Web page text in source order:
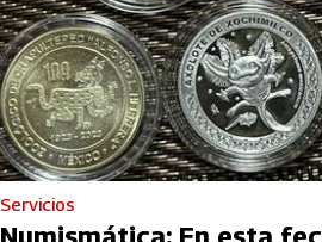
Servicios